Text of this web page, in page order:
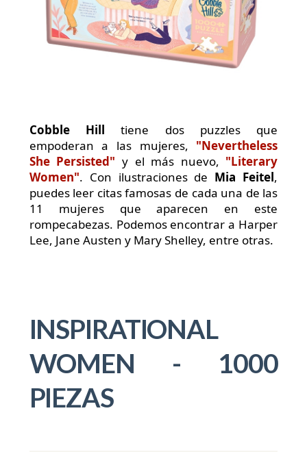
Cobble Hill tiene dos puzzles que
empoderan a las mujeres, "Nevertheless
She Persisted" y el más nuevo, "Literary
Women". Con ilustraciones de Mia Feitel,
puedes leer citas famosas de cada una de las
11 mujeres que aparecen en este
rompecabezas. Podemos encontrar a Harper
Lee, Jane Austen y Mary Shelley, entre otras.
INSPIRATIONAL
WOMEN - 1000
PIEZAS